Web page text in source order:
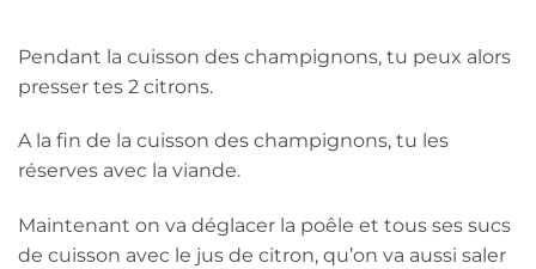
Pendant la cuisson des champignons, tu peux alors
presser tes 2 citrons.
A la fin de la cuisson des champignons, tu les
réserves avec la viande.
Maintenant on va déglacer la poêle et tous ses sucs
de cuisson avec le jus de citron, qu’on va aussi saler